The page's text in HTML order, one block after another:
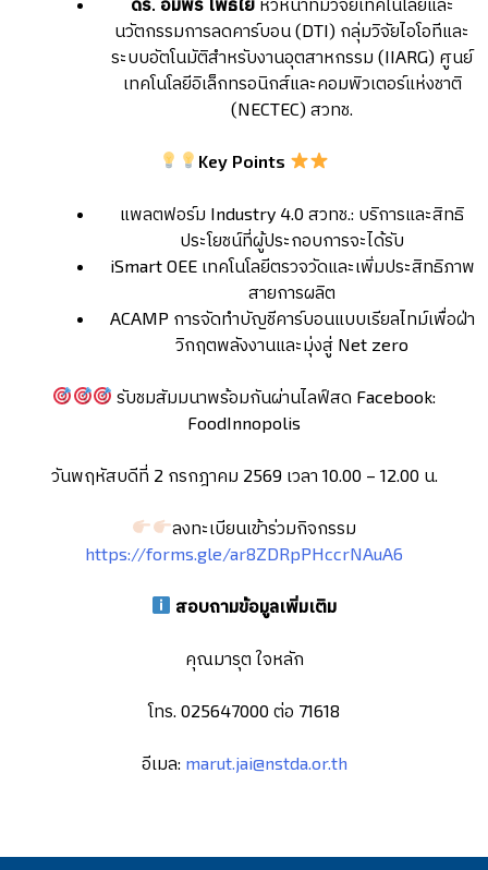
นวัตกรรมการลดคาร์บอน (DTI) กลุ่มวิจัยไอโอทีและ
ระบบอัตโนมัติสำหรับงานอุตสาหกรรม (IIARG) ศูนย์
เทคโนโลยีอิเล็กทรอนิกส์และคอมพิวเตอร์แห่งชาติ
(NECTEC) สวทช.
Key Points
แพลตฟอร์ม Industry 4.0 สวทช.: บริการและสิทธิ
ประโยชน์ที่ผู้ประกอบการจะได้รับ
iSmart OEE เทคโนโลยีตรวจวัดและเพิ่มประสิทธิภาพ
สายการผลิต
ACAMP การจัดทำบัญชีคาร์บอนแบบเรียลไทม์เพื่อฝ่า
วิกฤตพลังงานและมุ่งสู่ Net zero
รับชมสัมมนาพร้อมกันผ่านไลฟ์สด Facebook:
FoodInnopolis
วันพฤหัสบดีที่ 2 กรกฎาคม 2569 เวลา 10.00 – 12.00 น.
ลงทะเบียนเข้าร่วมกิจกรรม
https://forms.gle/ar8ZDRpPHccrNAuA6
สอบถามข้อมูลเพิ่มเติม
คุณมารุต ใจหลัก
โทร. 025647000 ต่อ 71618
อีเมล: marut.jai@nstda.or.th